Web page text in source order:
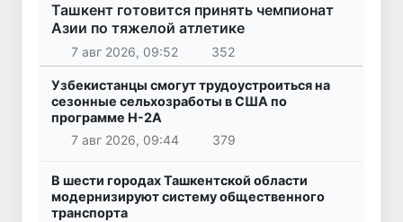
Ташкент готовится принять чемпионат
Азии по тяжелой атлетике
7 авг 2026, 09:52 352
Узбекистанцы смогут трудоустроиться на
сезонные сельхозработы в США по
программе H-2A
7 авг 2026, 09:44
379
В шести городах Ташкентской области
модернизируют систему общественного
транспорта